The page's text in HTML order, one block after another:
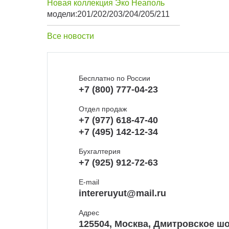
Новая коллекция Эко Неаполь
модели:201/202/203/204/205/211
Все новости
Бесплатно по России
+7 (800) 777-04-23
Отдел продаж
+7 (977) 618-47-40
+7 (495) 142-12-34
Бухгалтерия
+7 (925) 912-72-63
E-mail
intereruyut@mail.ru
Адрес
125504, Москва, Дмитровское